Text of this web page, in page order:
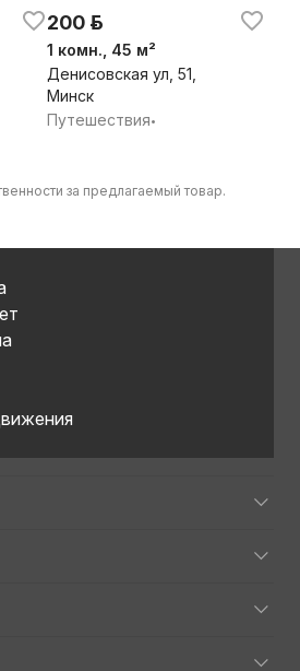
200 р.
1 комн., 45 м²
Денисовская ул, 51,
Минск
Путешествия•
за предлагаемый товар.